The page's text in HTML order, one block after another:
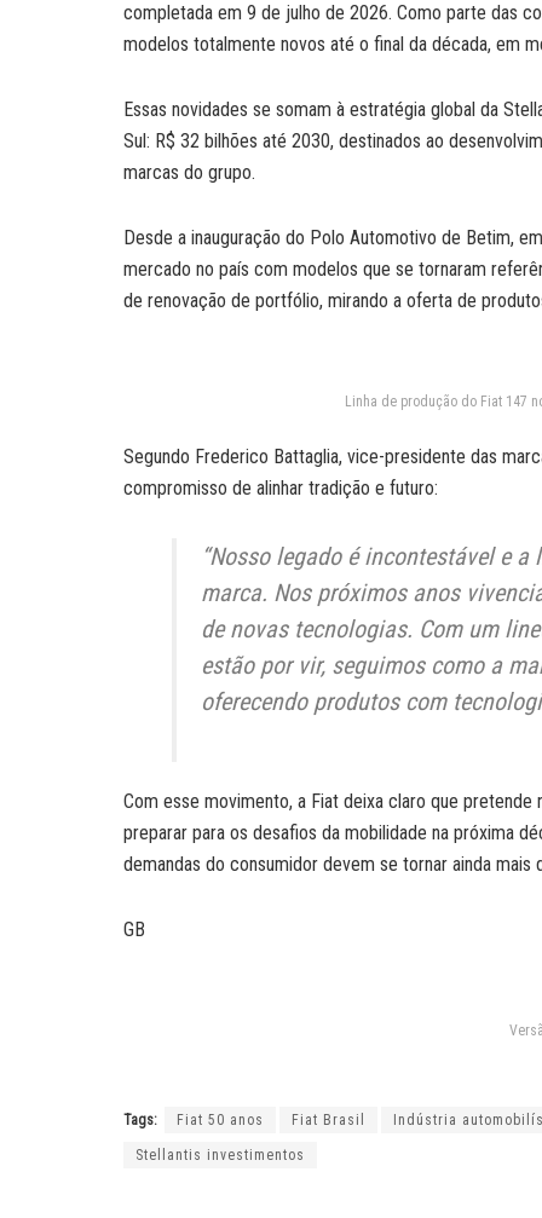
completada em 9 de julho de 2026. Como parte das
modelos totalmente novos até o final da década, em
Essas novidades se somam à estratégia global da
Sul: R$ 32 bilhões até 2030, destinados ao
marcas do grupo.
Desde a inauguração do Polo Automotivo de Betim,
mercado no país com modelos que se tornaram
de renovação de portfólio, mirando a oferta de
Linha de produção do Fiat 147
Segundo Frederico Battaglia, vice-presidente das
compromisso de alinhar tradição e futuro:
“Nosso legado é incontestável e
marca. Nos próximos anos
de novas tecnologias. Com um
estão por vir, seguimos como a
oferecendo produtos com
Com esse movimento, a Fiat deixa claro que
preparar para os desafios da mobilidade na próxima
demandas do consumidor devem se tornar ainda mais
GB
Tags: Fiat 50 anos Fiat Brasil Indústria
Stellantis investimentos